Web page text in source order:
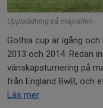
Uppladdning på majvallen
Gothia cup är igång och
2013 och 2014. Redan
vänskapsturnering på
från England BwB, och
Läs mer